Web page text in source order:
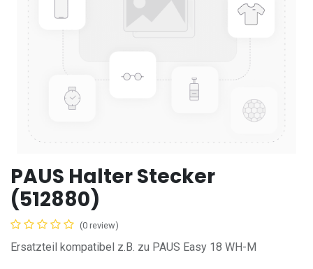
PAUS Halter Stecker
(512880)
(0 review)
Ersatzteil kompatibel z.B. zu PAUS Easy 18 WH-M